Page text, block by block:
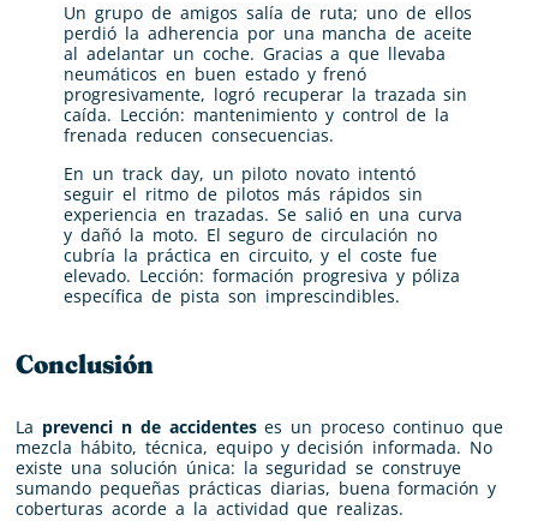
Un grupo de amigos salía de ruta; uno de ellos
perdió la adherencia por una mancha de aceite
al adelantar un coche. Gracias a que llevaba
neumáticos en buen estado y frenó
progresivamente, logró recuperar la trazada sin
caída. Lección: mantenimiento y control de la
frenada reducen consecuencias.
En un track day, un piloto novato intentó
seguir el ritmo de pilotos más rápidos sin
experiencia en trazadas. Se salió en una curva
y dañó la moto. El seguro de circulación no
cubría la práctica en circuito, y el coste fue
elevado. Lección: formación progresiva y póliza
específica de pista son imprescindibles.
Conclusión
La prevenci n de accidenteses un proceso continuo que
mezcla hábito, técnica, equipo y decisión informada. No
existe una solución única: la seguridad se construye
sumando pequeñas prácticas diarias, buena formación y
coberturas acorde a la actividad que realizas.